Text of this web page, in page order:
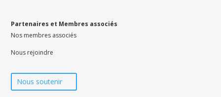
Partenaires et Membres associés
Nos membres associés
Nous rejoindre
Nous soutenir